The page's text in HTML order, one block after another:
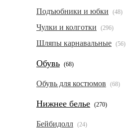
Подъюбники и юбки (48)
Чулки и колготки (296)
Шляпы карнавальные (56)
Обувь (68)
Обувь для костюмов (68)
Нижнее белье (270)
Бейбидолл (24)